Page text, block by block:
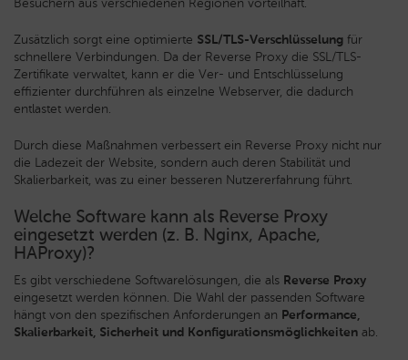
Besuchern aus verschiedenen Regionen vorteilhaft.
Zusätzlich sorgt eine optimierte SSL/TLS-Verschlüsselung für
schnellere Verbindungen. Da der Reverse Proxy die SSL/TLS-
Zertifikate verwaltet, kann er die Ver- und Entschlüsselung
effizienter durchführen als einzelne Webserver, die dadurch
entlastet werden.
Durch diese Maßnahmen verbessert ein Reverse Proxy nicht nur
die Ladezeit der Website, sondern auch deren Stabilität und
Skalierbarkeit, was zu einer besseren Nutzererfahrung führt.
Welche Software kann als Reverse Proxy
eingesetzt werden (z. B. Nginx, Apache,
HAProxy)?
Es gibt verschiedene Softwarelösungen, die als Reverse Proxy
eingesetzt werden können. Die Wahl der passenden Software
hängt von den spezifischen Anforderungen an Performance,
Skalierbarkeit, Sicherheit und Konfigurationsmöglichkeiten ab.